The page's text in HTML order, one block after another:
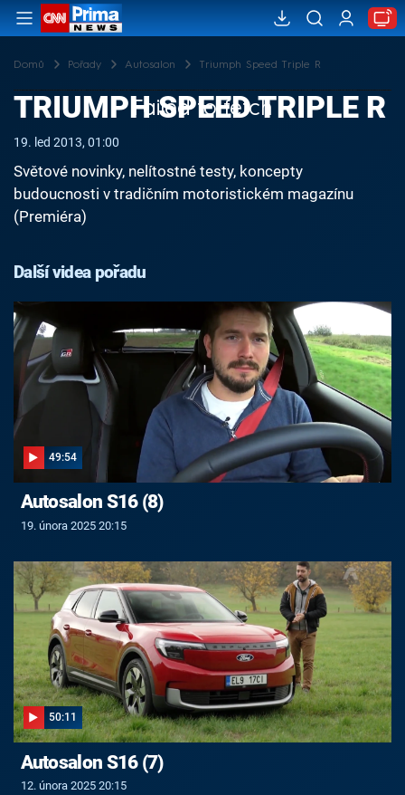
Domů Pořady Autosalon Triumph Speed Triple R
Failed to fetch
TRIUMPH SPEED TRIPLE R
19. led 2013, 01:00
Světové novinky, nelítostné testy, koncepty
budoucnosti v tradičním motoristickém magazínu
(Premiéra)
Další videa pořadu
49:54
Autosalon S16 (8)
19. února 2025 20:15
50:11
Autosalon S16 (7)
12. února 2025 20:15